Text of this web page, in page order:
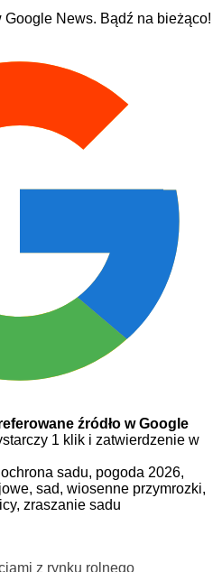
Google News. Bądź na bieżąco!
źródło w Google
1 klik i zatwierdzenie w
ochrona sadu, pogoda 2026,
sad, wiosenne przymrozki,
zraszanie sadu
z rynku rolnego